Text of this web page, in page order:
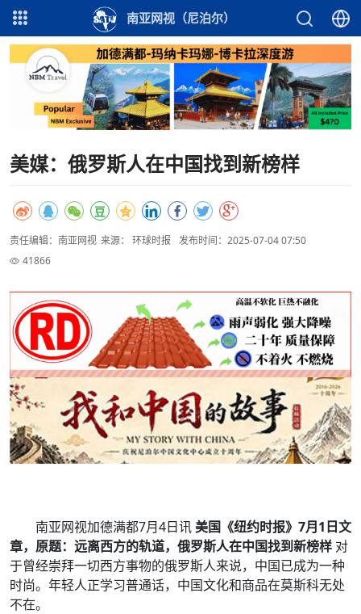
南亚网视（尼泊尔）
美媒：俄罗斯人在中国找到新榜样
责任编辑：南亚网视 来源： 环球时报
发布时间：2025-07-04 07:50
41866
南亚网视加德满都7月4日讯美国《纽约时报》7月1日文
章，原题：远离西方的轨道，俄罗斯人在中国找到新榜样 对
于曾经崇拜一切西方事物的俄罗斯人来说，中国已成为一种
时尚。年轻人正学习普通话，中国文化和商品在莫斯科无处
不在。